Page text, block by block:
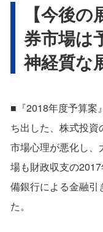
【今後
券市場は
神経質な
■『2018年度予算案
ち出した、株式投
市場心理が悪化し
場も財政収支の
備銀行による金融引
た。